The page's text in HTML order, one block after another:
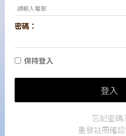
密碼：
保持登入
登入
忘記密碼?
重發註冊確